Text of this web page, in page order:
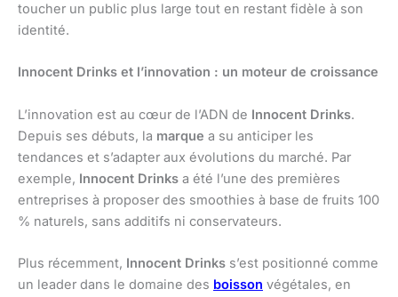
toucher un public plus large tout en restant fidèle à son
identité.
Innocent Drinks et l’innovation : un moteur de croissance
L’innovation est au cœur de l’ADN de Innocent Drinks.
Depuis ses débuts, la marque a su anticiper les
tendances et s’adapter aux évolutions du marché. Par
exemple, Innocent Drinks a été l’une des premières
entreprises à proposer des smoothies à base de fruits 100
% naturels, sans additifs ni conservateurs.
Plus récemment, Innocent Drinks s’est positionné comme
un leader dans le domaine des boisson végétales, en